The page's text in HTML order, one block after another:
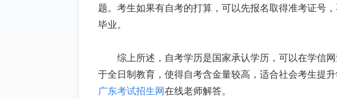
题。考生如果有自考的打算，可以先报名取得准考证号
毕业。
综上所述，自考学历是国家承认学历，可以在学信
于全日制教育，使得自考含金量较高，适合社会考生提
广东考试招生网在线老师解答。